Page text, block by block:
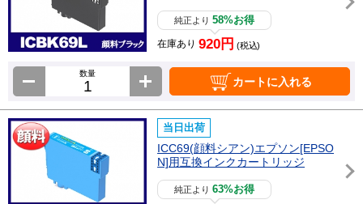
純正より58%お得
在庫あり 920円 (税込)
数量
カートに入れる
当日出荷
ICC69(顔料シアン)エプソン[EPSO
N]用互換インクカートリッジ
純正より63%お得